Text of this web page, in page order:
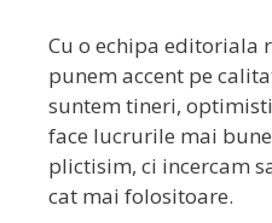
Cu o echipa editoriala
punem accent pe
suntem tineri,
face lucrurile mai
plictisim, ci incercam
cat mai folositoare.